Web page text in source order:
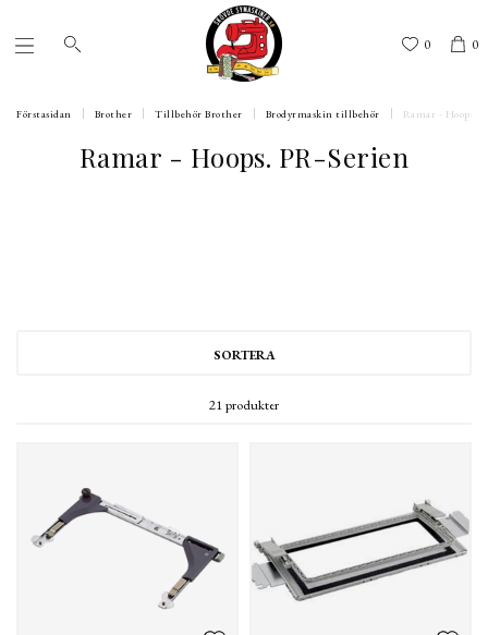
0
0
Förstasidan Brother Tillbehör Brother Brodyrmaskin tillbehör Ramar - Hoops.
Ramar - Hoops. PR-Serien
SORTERA
21 produkter